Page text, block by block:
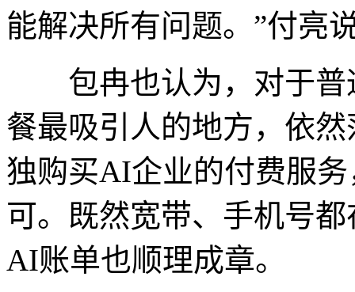
能解决所有问题。”付亮
包冉也认为，对于普
餐最吸引人的地方，依
独购买AI企业的付费服
可。既然宽带、手机号
AI账单也顺理成章。